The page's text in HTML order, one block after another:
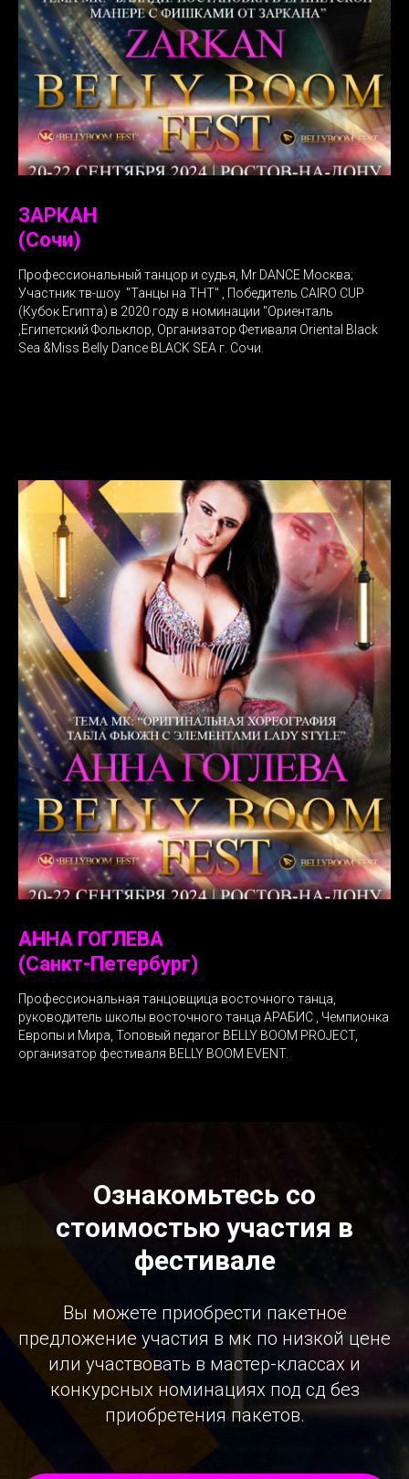
ЗАРКАН
(Сочи)
Профессиональный танцор и судья, Mr DANCE Москва;
Участник тв-шоу "Танцы на ТНТ" , Победитель CAIRO CUP
(Кубок Египта) в 2020 году в номинации "Ориенталь
,Египетский Фольклор, Организатор Фетиваля Oriental Black
Sea &Miss Belly Dance BLACK SEA г. Сочи.
АННА ГОГЛЕВА
(Санкт-Петербург)
Профессиональная танцовщица восточного танца,
руководитель школы восточного танца АРАБИС , Чемпионка
Европы и Мира, Топовый педагог BELLY BOOM PROJECT,
организатор фестиваля BELLY BOOM EVENT.
Ознакомьтесь со
стоимостью участия в
фестивале
Вы можете приобрести пакетное
предложение участия в мк по низкой цене
или участвовать в мастер-классах и
конкурсных номинациях под сд без
приобретения пакетов.